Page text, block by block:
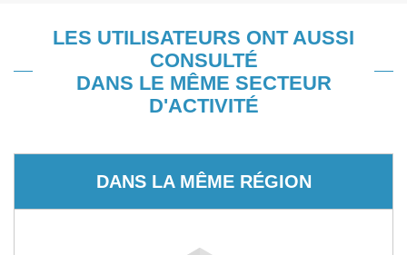
LES UTILISATEURS ONT AUSSI
CONSULTÉ
DANS LE MÊME SECTEUR
D'ACTIVITÉ
DANS LA MÊME RÉGION